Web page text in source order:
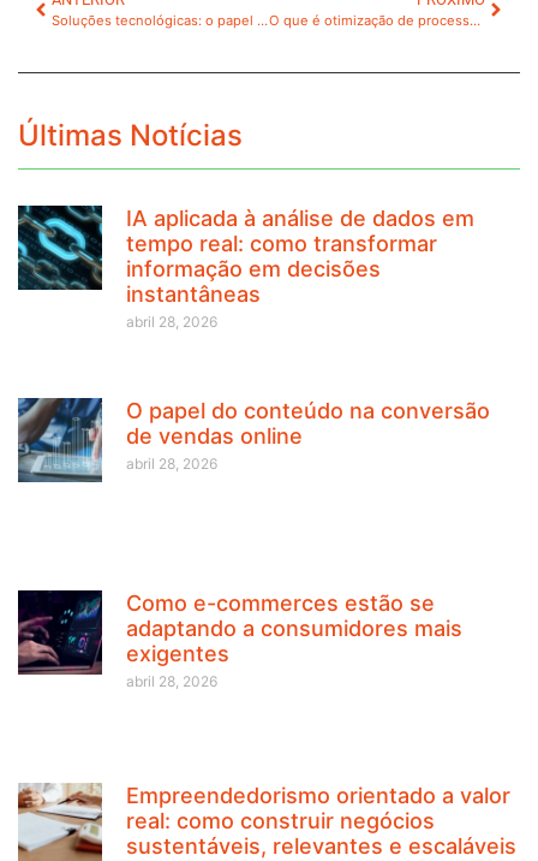
Soluções tecnológicas: o papel da inovação no sucesso das empresas O que é otimização de processos industriais e como fazer?
Últimas Notícias
IA aplicada à análise de dados em
tempo real: como transformar
informação em decisões
instantâneas
abril 28, 2026
O papel do conteúdo na conversão
de vendas online
abril 28, 2026
Como e-commerces estão se
adaptando a consumidores mais
exigentes
abril 28, 2026
Empreendedorismo orientado a valor
real: como construir negócios
sustentáveis, relevantes e escaláveis